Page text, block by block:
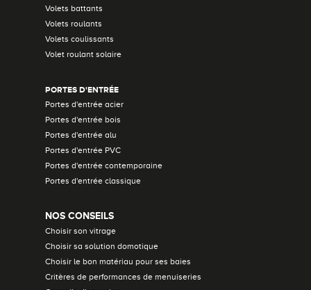
Volets battants
Volets roulants
Volets coulissants
Volet roulant solaire
PORTES D'ENTRÉE
Portes d'entrée acier
Portes d'entrée bois
Portes d'entrée alu
Portes d'entrée PVC
Portes d'entrée contemporaine
Portes d'entrée classique
NOS CONSEILS
Choisir son vitrage
Choisir sa solution domotique
Choisir le bon matériau pour ses baies
Critères de performances de menuiseries